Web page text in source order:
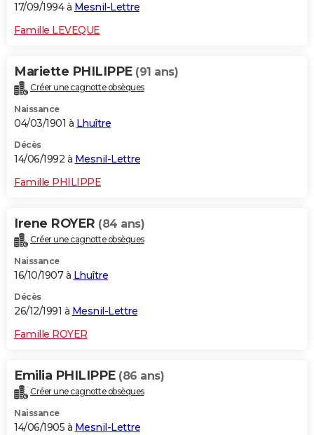
17/09/1994 à Mesnil-Lettre
Famille LEVEQUE
Mariette PHILIPPE (91 ans)
Créer une cagnotte obsèques
Naissance
04/03/1901 à Lhuître
Décès
14/06/1992 à Mesnil-Lettre
Famille PHILIPPE
Irene ROYER (84 ans)
Créer une cagnotte obsèques
Naissance
16/10/1907 à Lhuître
Décès
26/12/1991 à Mesnil-Lettre
Famille ROYER
Emilia PHILIPPE (86 ans)
Créer une cagnotte obsèques
Naissance
14/06/1905 à Mesnil-Lettre